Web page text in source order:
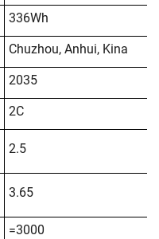
336Wh
Chuzhou, Anhui, Kina
2035
2C
2.5
3.65
=3000